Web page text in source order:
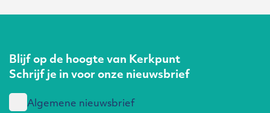
Blijf op de hoogte van Kerkpunt
Schrijf je in voor onze nieuwsbrief
Algemene nieuwsbrief